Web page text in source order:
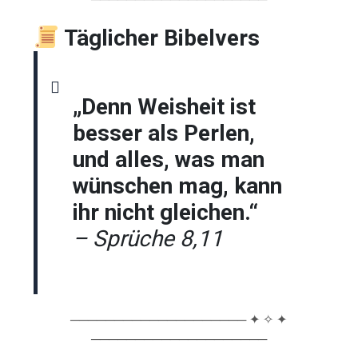
Täglicher Bibelvers
„Denn Weisheit ist
besser als Perlen,
und alles, was man
wünschen mag, kann
ihr nicht gleichen.“
– Sprüche 8,11
──────────────────── ✦ ✧ ✦
────────────────────